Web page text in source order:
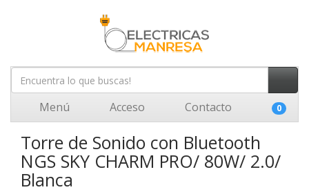
Menú Acceso Contacto 0
Torre de Sonido con Bluetooth
NGS SKY CHARM PRO/ 80W/ 2.0/
Blanca